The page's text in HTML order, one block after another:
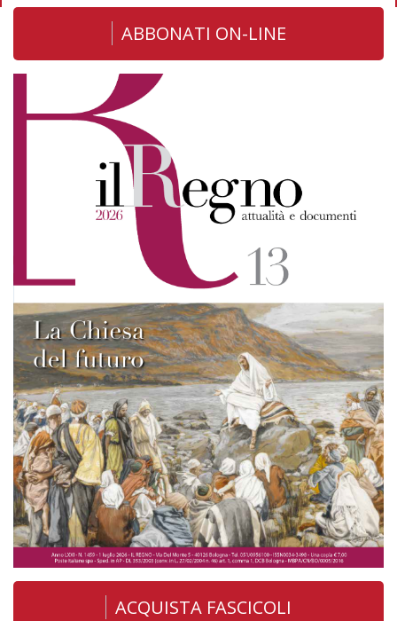
ABBONATI ON-LINE
ACQUISTA FASCICOLI